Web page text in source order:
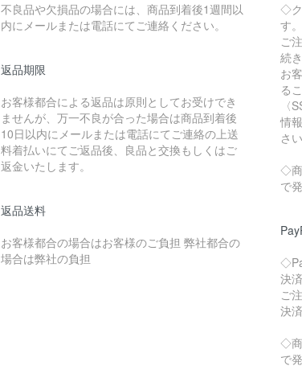
不良品や欠損品の場合には、商品到着後1週間以
内にメールまたは電話にてご連絡ください。
返品期限
お客様都合による返品は原則としてお受けでき
ませんが、万一不良が合った場合は商品到着後
10日以内にメールまたは電話にてご連絡の上送
料着払いにてご返品後、良品と交換もしくはご
返金いたします。
返品送料
お客様都合の場合はお客様のご負担 弊社都合の
場合は弊社の負担
◇ク
す。
ご
続
お
る
〈
情
さい
◇商
で
決
ご
決
◇商
で